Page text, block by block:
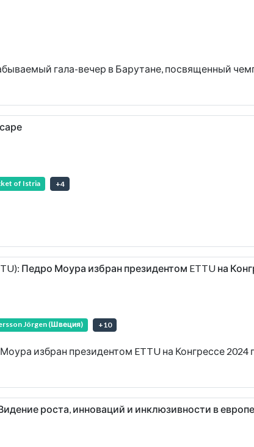
гала-вечер в Барутане, посвященный
of Istria +4
Педро Моура избран президентом ETTU на
Jörgen (Швеция) +10
избран президентом ETTU на Конгрессе 2024
роста, инноваций и инклюзивности в